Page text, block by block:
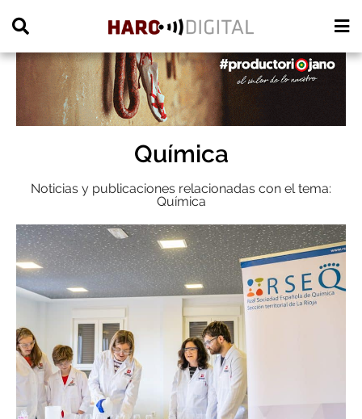
Química
Noticias y publicaciones relacionadas con el tema:
Química